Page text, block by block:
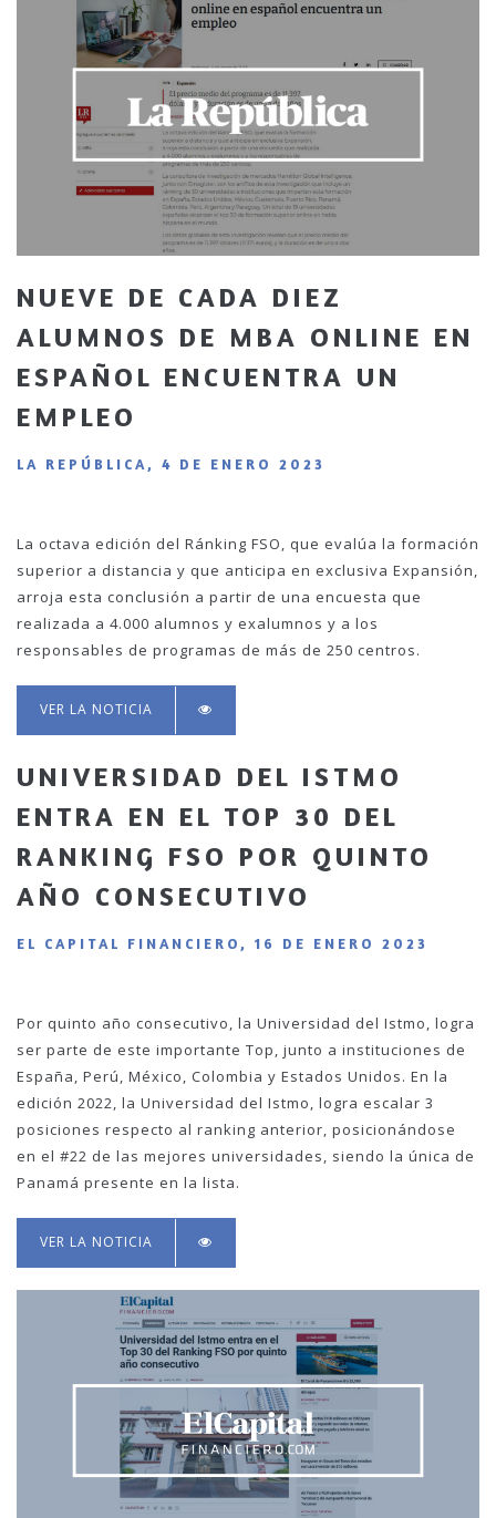
NUEVE DE CADA DIEZ
ALUMNOS DE MBA ONLINE EN
ESPAÑOL ENCUENTRA UN
EMPLEO
LA REPÚBLICA, 4 DE ENERO 2023
La octava edición del Ránking FSO, que evalúa la formación
superior a distancia y que anticipa en exclusiva Expansión,
arroja esta conclusión a partir de una encuesta que
realizada a 4.000 alumnos y exalumnos y a los
responsables de programas de más de 250 centros.
VER LA NOTICIA
UNIVERSIDAD DEL ISTMO
ENTRA EN EL TOP 30 DEL
RANKING FSO POR QUINTO
AÑO CONSECUTIVO
EL CAPITAL FINANCIERO, 16 DE ENERO 2023
Por quinto año consecutivo, la Universidad del Istmo, logra
ser parte de este importante Top, junto a instituciones de
España, Perú, México, Colombia y Estados Unidos. En la
edición 2022, la Universidad del Istmo, logra escalar 3
posiciones respecto al ranking anterior, posicionándose
en el #22 de las mejores universidades, siendo la única de
Panamá presente en la lista.
VER LA NOTICIA